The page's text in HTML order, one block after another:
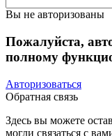
Вы не авторизованы
Пожалуйста,
полному
Авторизоваться
Обратная связь
Здесь вы можете
могли связаться с